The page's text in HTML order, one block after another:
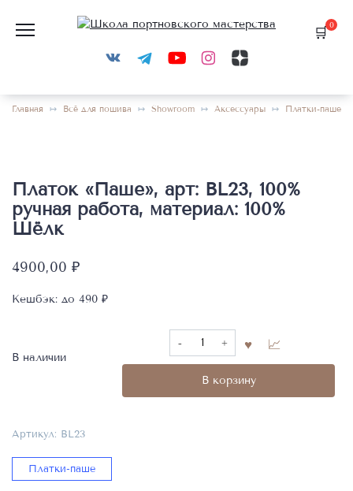
содержанию
0
Главная Всё для пошива Showroom Аксессуары Платки-паше
Платок «Паше», арт: BL23, 100%
ручная работа, материал: 100%
Шёлк
4900,00 ₽
Кешбэк: до 490 ₽
В наличии
Количество
товара
«Паше»,В корзину
Артикул: BL23
Платки-паше